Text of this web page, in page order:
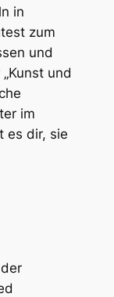
in
zum
und
„Kunst und
im
es dir, sie